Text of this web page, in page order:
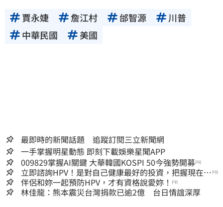
賈永婕 詹江村 邰智源
川普
中華民國
美國
最即時的新聞話題 追蹤訂閱三立新聞網
一手掌握明星動態 即刻下載娛樂星聞APP
009829掌握AI關鍵 大華韓國KOSPI 50今強勢開募PR
立即諮詢HPV！是對自己健康最好的投資，把握現在不
嫌晚！
PR
伴侶和妳一起預防HPV，才有資格說愛妳！ PR
林佳龍：熊本震災台灣捐款已逾2億 台日情誼深厚